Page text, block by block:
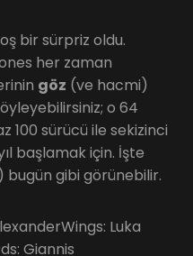
bir sürpriz oldu.
her zaman
göz (ve hacmi)
o 64
100 sürücü ile sekizinci
başlamak için. İşte
gibi görünebilir.
Luka
Giannis